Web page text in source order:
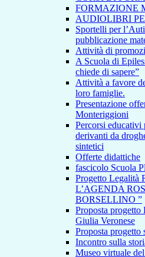
FORMAZIONE
AUDIOLIBRI
Sportelli per
pubblicazione
Attività di
A Scuola di
chiede di sapere”
Attività a favore
loro famiglie.
Presentazione
Monteriggioni
Percorsi educativi
derivanti da
sintetici
Offerte didattiche
fascicolo Scuola
Progetto Legalità
L’AGENDA
BORSELLINO ”
Proposta progetto
Giulia Veronese
Proposta progetto
Incontro sulla
Museo virtuale